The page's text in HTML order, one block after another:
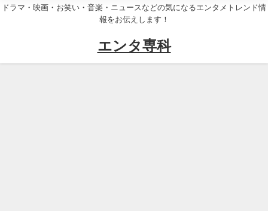
ドラマ・映画・お笑い・音楽・ニュースなどの気になるエンタメトレンド情
報をお伝えします！
エンタ専科